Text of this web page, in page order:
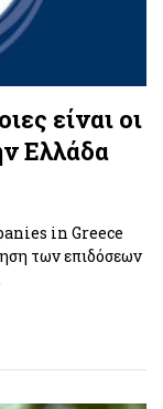
είναι οι
Ελλάδα
in Greece
των επιδόσεων